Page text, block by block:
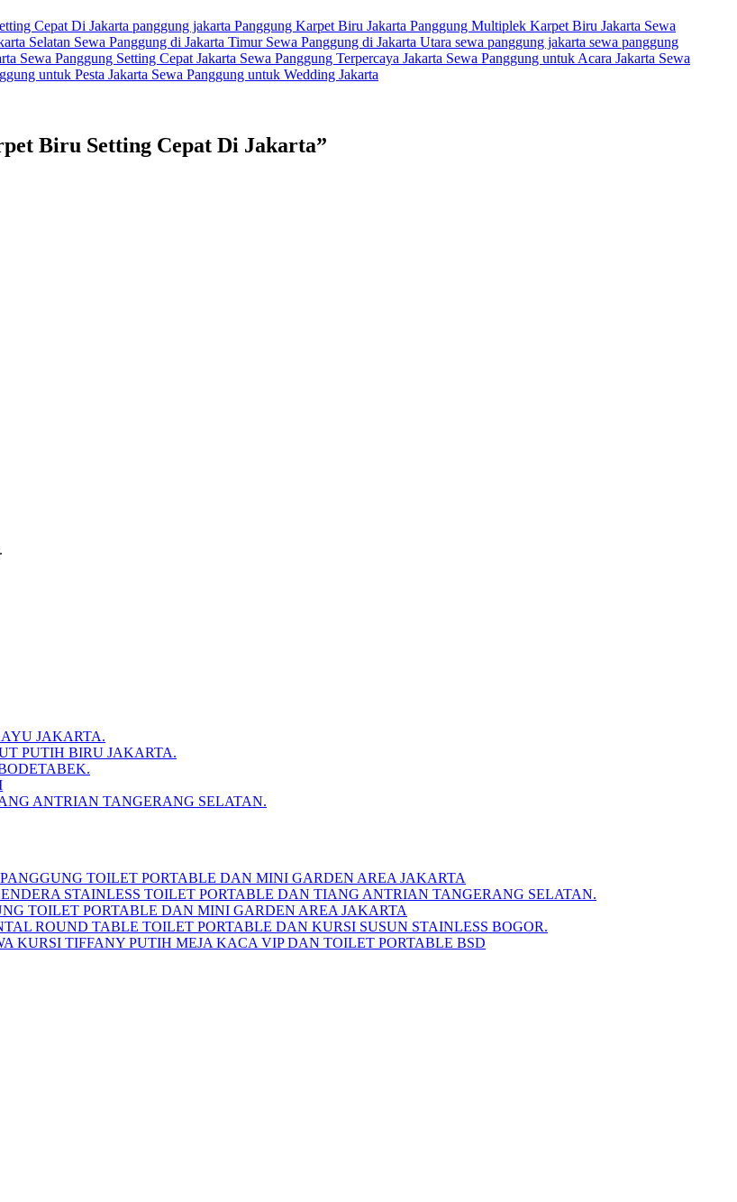
Cepat Di Jakarta panggung jakarta Panggung Karpet Biru Jakarta Panggung Multiplek Karpet Biru Jakarta Sewa
Selatan Sewa Panggung di Jakarta Timur Sewa Panggung di Jakarta Utara sewa panggung jakarta sewa panggung
Sewa Panggung Setting Cepat Jakarta Sewa Panggung Terpercaya Jakarta Sewa Panggung untuk Acara Jakarta Sewa
untuk Pesta Jakarta Sewa Panggung untuk Wedding Jakarta
Biru Setting Cepat Di Jakarta”
JAKARTA.
PUTIH BIRU JAKARTA.
ANTRIAN TANGERANG SELATAN.
PANGGUNG TOILET PORTABLE DAN MINI GARDEN AREA JAKARTA
STAINLESS TOILET PORTABLE DAN TIANG ANTRIAN TANGERANG SELATAN.
TOILET PORTABLE DAN MINI GARDEN AREA JAKARTA
ROUND TABLE TOILET PORTABLE DAN KURSI SUSUN STAINLESS BOGOR.
KURSI TIFFANY PUTIH MEJA KACA VIP DAN TOILET PORTABLE BSD